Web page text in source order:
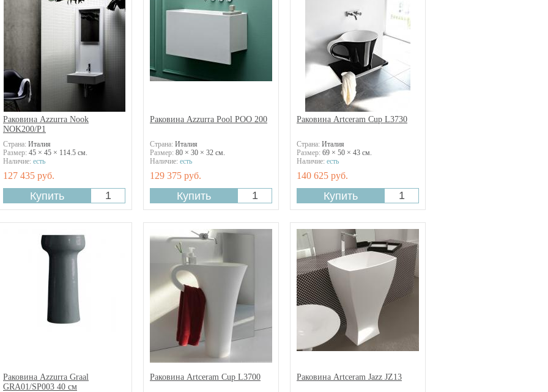
Раковина Azzurra Nook
NOK200/P1
Страна: Италия
Размер: 45 × 45 × 114.5 см.
Наличие: есть
127 435 руб.
Раковина Azzurra Pool POO 200
Страна: Италия
Размер: 80 × 30 × 32 см.
Наличие: есть
129 375 руб.
Раковина Artceram Cup L3730
Страна: Италия
Размер: 69 × 50 × 43 см.
Наличие: есть
140 625 руб.
Раковина Azzurra Graal
GRA01/SP003 40 см
Раковина Artceram Cup L3700 Раковина Artceram Jazz JZ13